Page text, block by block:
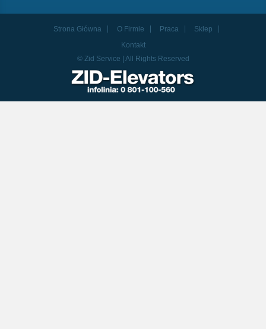
Strona Główna O Firmie Praca
Sklep
Kontakt
© Zid Service | All Rights Reserved